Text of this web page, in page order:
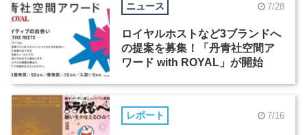
ニュース 7/28
ロイヤルホストなど3ブランドへ
の提案を募集！「丹青社空間ア
ワード with ROYAL」が開始
レポート 7/16